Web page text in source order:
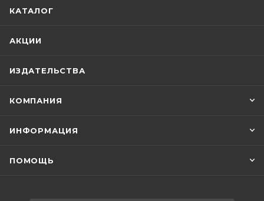
КАТАЛОГ
АКЦИИ
ИЗДАТЕЛЬСТВА
КОМПАНИЯ
ИНФОРМАЦИЯ
ПОМОЩЬ